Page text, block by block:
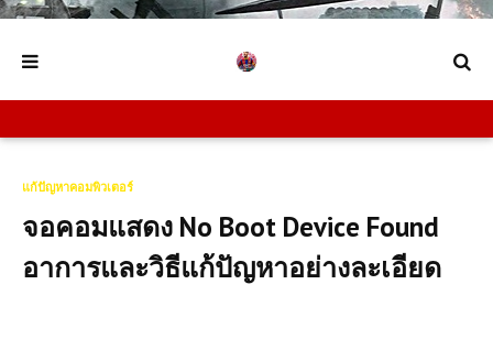
แก้ปัญหาคอมพิวเตอร์
จอคอมแสดง No Boot Device Found
อาการและวิธีแก้ปัญหาอย่างละเอียด